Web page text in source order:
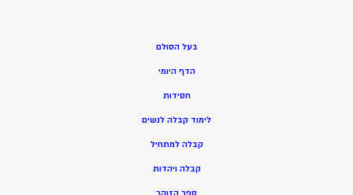
בעל הסולם
הדף היומי
חסידות
לימוד קבלה לנשים
קבלה למתחיל
קבלה ויהדות